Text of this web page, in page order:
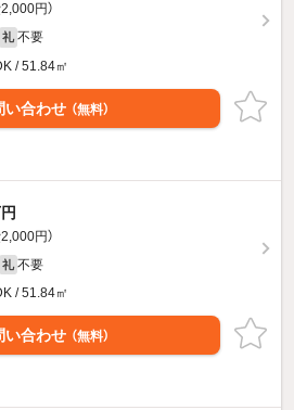
円）
礼 不要
/ 51.84㎡
い合わせ （無料）
円）
礼 不要
/ 51.84㎡
い合わせ （無料）